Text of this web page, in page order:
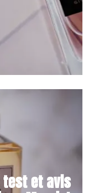
test et avis